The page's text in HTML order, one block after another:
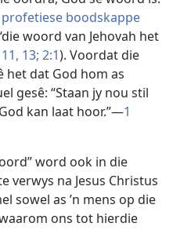
profetiese boodskappe
woord van Jehovah het
11, 13; 2:1). Voordat die
het dat God hom as
gesê: “Staan jy nou stil
kan laat hoor.”—1
word ook in die
verwys na Jesus Christus
sowel as ’n mens op die
ons tot hierdie